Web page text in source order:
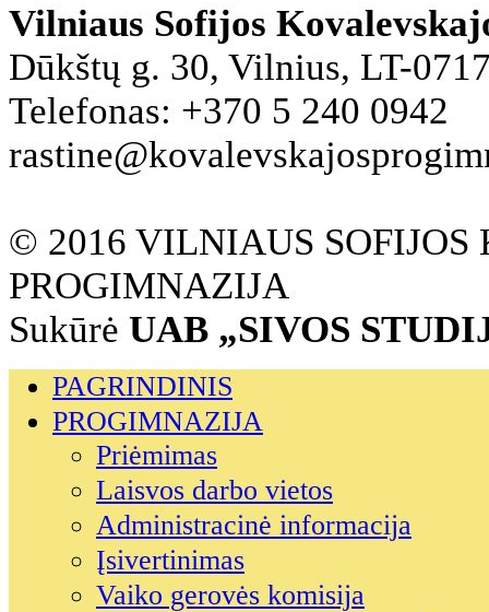
Vilniaus Sofijos
Dūkštų g. 30, Vilnius, LT-
Telefonas: +370 5 240 0942
© 2016 VILNIAUS SOFIJOS
PROGIMNAZIJA
Sukūrė UAB „SIVOS
PAGRINDINIS
PROGIMNAZIJA
Priėmimas
Laisvos darbo vietos
Administracinė informacija
Įsivertinimas
Vaiko gerovės komisija